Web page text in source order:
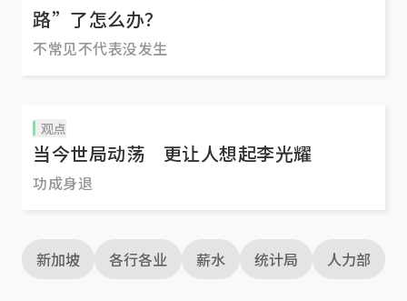
路”了怎么办？
不常见不代表没发生
观点
当今世局动荡 更让人想起李光耀
功成身退
新加坡 各行各业 薪水 统计局 人力部